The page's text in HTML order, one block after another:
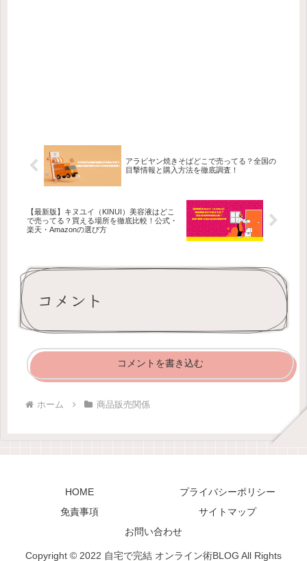
アラビヤン焼きそばどこで売ってる？全国の
目撃情報と購入方法を徹底調査！
【最新版】キヌユイ（KINUI）美容液はどこ
で売ってる？買える場所を徹底比較！公式・
楽天・Amazonの選び方
コメント
コメントを書き込む
ホーム 商品販売関係
HOME
プライバシーポリシー
免責事項
サイトマップ
お問い合わせ
Copyright © 2022 自宅で完結 オンライン術BLOG All Rights